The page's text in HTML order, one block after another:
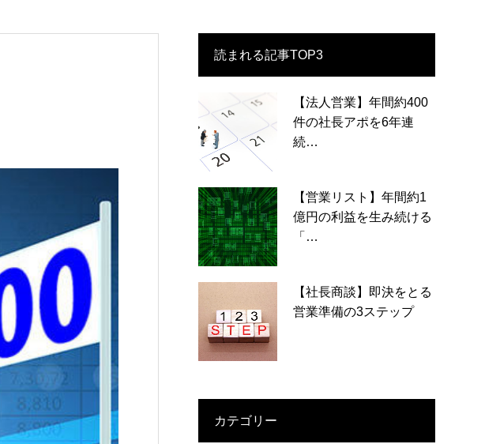
読まれる記事TOP3
【法人営業】年間約400
件の社長アポを6年連
続…
【営業リスト】年間約1
億円の利益を生み続ける
「…
【社長商談】即決をとる
営業準備の3ステップ
カテゴリー